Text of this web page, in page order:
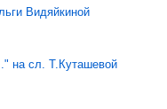
Видяйкиной
на сл. Т.Куташевой